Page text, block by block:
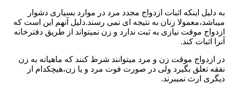
به دلیل اینکه اثبات ازدواج مجدد مرد در موارد بسیاری دشوار
میباشد،معمولا زنان به نتیجه ای نمی رسند.دلیل آنهم این است که
ازدواج موقت نیازی به ثبت ندارد و زن نمیتواند از طریق دفترخانه
آنرا اثبات کند.
در ازدواج موقت زن و مرد میتوانند شرط کنند که ماهیانه به زن
نفقه تعلق بگیرد ولی در صورت فوت مرد و یا زن،هیچکدام از
دیگری ارث نمیبرند.